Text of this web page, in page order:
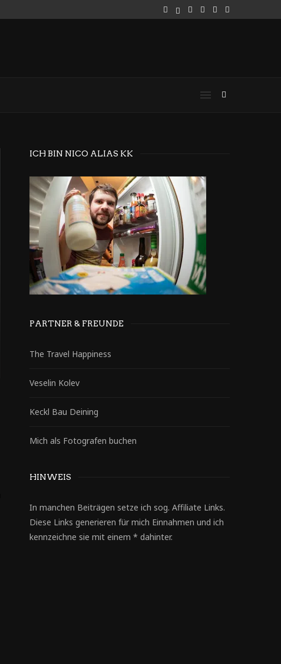
ICH BIN NICO ALIAS KK
PARTNER & FREUNDE
The Travel Happiness
Veselin Kolev
Keckl Bau Deining
Mich als Fotografen buchen
HINWEIS
In manchen Beiträgen setze ich sog. Affiliate Links.
Diese Links generieren für mich Einnahmen und ich
kennzeichne sie mit einem * dahinter.